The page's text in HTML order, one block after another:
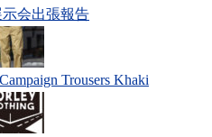
会出張報告
Trousers Khaki